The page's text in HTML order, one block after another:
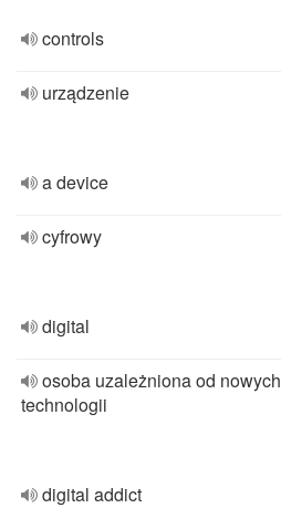
controls
urządzenie
a device
cyfrowy
digital
osoba uzależniona od nowych
technologii
digital addict